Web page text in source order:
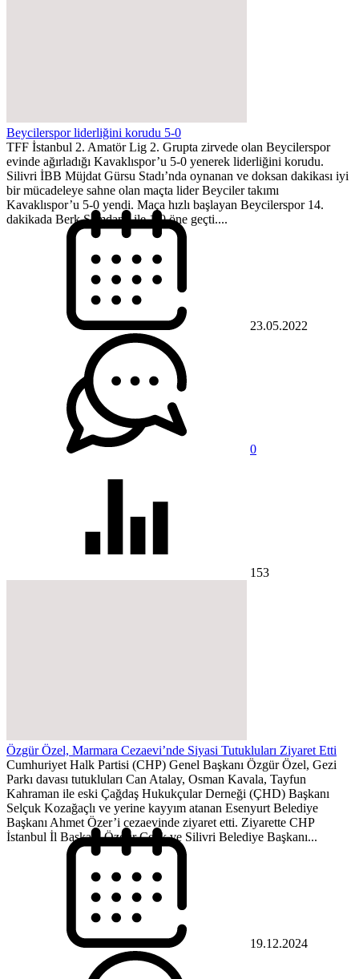
Beycilerspor liderliğini korudu 5-0
TFF İstanbul 2. Amatör Lig 2. Grupta zirvede olan Beycilerspor
evinde ağırladığı Kavaklıspor’u 5-0 yenerek liderliğini korudu.
Silivri İBB Müjdat Gürsu Stadı’nda oynanan ve doksan dakikası iyi
bir mücadeleye sahne olan maçta lider Beyciler takımı
Kavaklıspor’u 5-0 yendi. Maça hızlı başlayan Beycilerspor 14.
dakikada Berk Şamdanlı ile 1-0 öne geçti....
23.05.2022
0
153
Özgür Özel, Marmara Cezaevi’nde Siyasi Tutukluları Ziyaret Etti
Cumhuriyet Halk Partisi (CHP) Genel Başkanı Özgür Özel, Gezi
Parkı davası tutukluları Can Atalay, Osman Kavala, Tayfun
Kahraman ile eski Çağdaş Hukukçular Derneği (ÇHD) Başkanı
Selçuk Kozağaçlı ve yerine kayyım atanan Esenyurt Belediye
Başkanı Ahmet Özer’i cezaevinde ziyaret etti. Ziyarette CHP
İstanbul İl Başkanı Özgür Çelik ve Silivri Belediye Başkanı...
19.12.2024